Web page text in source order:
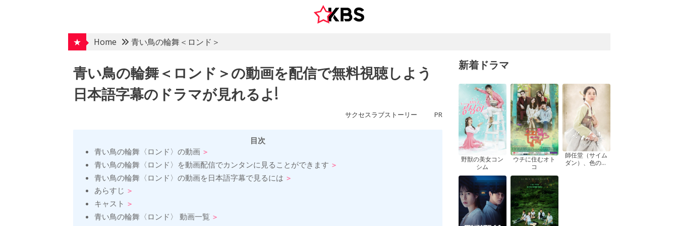
★
Home 青い鳥の輪舞＜ロンド＞
青い鳥の輪舞＜ロンド＞の動画を配信で無料視聴しよう
日本語字幕のドラマが見れるよ!
サクセスラブストーリー PR
目次
青い鳥の輪舞〈ロンド〉の動画
青い鳥の輪舞〈ロンド〉を動画配信でカンタンに見ることができます
青い鳥の輪舞〈ロンド〉の動画を日本語字幕で見るには
あらすじ
キャスト
青い鳥の輪舞〈ロンド〉 動画一覧
新着ドラマ
野獣の美女コン
シム
ウチに住むオト
コ
師任堂（サイム
ダン）、色の日